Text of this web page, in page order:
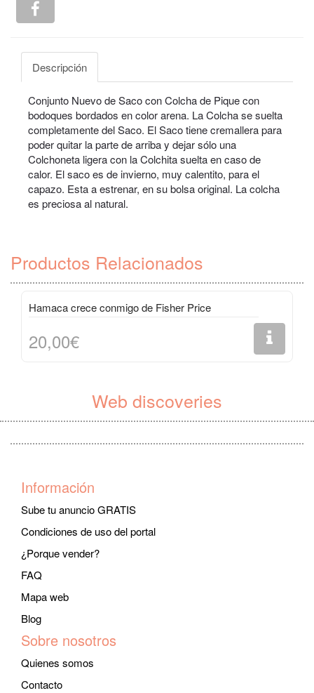
Descripción
Conjunto Nuevo de Saco con Colcha de Pique con
bodoques bordados en color arena. La Colcha se suelta
completamente del Saco. El Saco tiene cremallera para
poder quitar la parte de arriba y dejar sólo una
Colchoneta ligera con la Colchita suelta en caso de
calor. El saco es de invierno, muy calentito, para el
capazo. Esta a estrenar, en su bolsa original. La colcha
es preciosa al natural.
Productos Relacionados
Hamaca crece conmigo de Fisher Price
20,00€
Web discoveries
Información
Sube tu anuncio GRATIS
Condiciones de uso del portal
¿Porque vender?
FAQ
Mapa web
Blog
Sobre nosotros
Quienes somos
Contacto